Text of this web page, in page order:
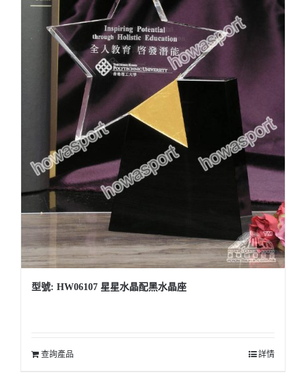
型號: HW06107 星星水晶配黑水晶座
查詢產品 詳情